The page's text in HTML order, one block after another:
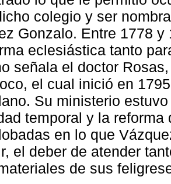
colegio y ser
Gonzalo. Entre 1778
eclesiástica tanto
señala el doctor
el cual inició en
Su ministerio
temporal y la
en lo que
el deber de atender
de sus